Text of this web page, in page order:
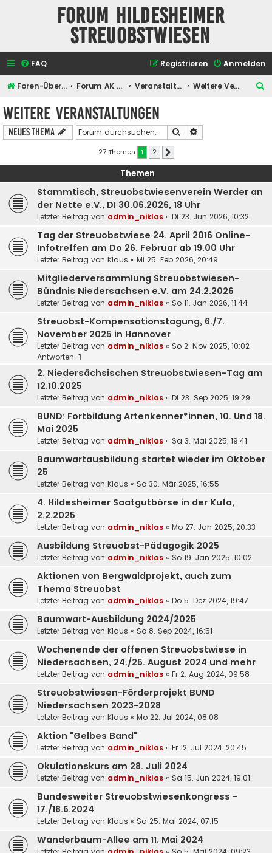
Forum Hildesheimer
Streuobstwiesen
FAQ Anmelden
Registrieren
Foren-Übersicht Forum AK Hildesheimer Streuobstwiesen Veranstaltungen Weitere Veranstaltungen
Weitere Veranstaltungen
Neues Thema Suche
27 Themen 1 2
Themen
Stammtisch, Streuobstwiesenverein Werder an
der Nette e.V., DI 30.06.2026, 18 Uhr
Letzter Beitrag von admin_niklas « Di 23. Jun 2026, 10:32
Tag der Streuobstwiese 24. April 2016 Online-
Infotreffen am Do 26. Februar ab 19.00 Uhr
Letzter Beitrag von Klaus « Mi 25. Feb 2026, 20:49
Mitgliederversammlung Streuobstwiesen-
Bündnis Niedersachsen e.V. am 24.2.2026
Letzter Beitrag von admin_niklas « So 11. Jan 2026, 11:44
Streuobst-Kompensationstagung, 6./7.
November 2025 in Hannover
Letzter Beitrag von admin_niklas « So 2. Nov 2025, 10:02
Antworten: 1
2. Niedersächsischen Streuobstwiesen-Tag am
12.10.2025
Letzter Beitrag von admin_niklas « Di 23. Sep 2025, 19:29
BUND: Fortbildung Artenkenner*innen, 10. Und 18.
Mai 2025
Letzter Beitrag von admin_niklas « Sa 3. Mai 2025, 19:41
Baumwartausbildung startet wieder im Oktober
25
Letzter Beitrag von Klaus « So 30. Mär 2025, 16:55
4. Hildesheimer Saatgutbörse in der Kufa,
2.2.2025
Letzter Beitrag von admin_niklas « Mo 27. Jan 2025, 20:33
Ausbildung Streuobst-Pädagogik 2025
Letzter Beitrag von admin_niklas « So 19. Jan 2025, 10:02
Aktionen von Bergwaldprojekt, auch zum
Thema Streuobst
Letzter Beitrag von admin_niklas « Do 5. Dez 2024, 19:47
Baumwart-Ausbildung 2024/2025
Letzter Beitrag von Klaus « So 8. Sep 2024, 16:51
Wochenende der offenen Streuobstwiese in
Niedersachsen, 24./25. August 2024 und mehr
Letzter Beitrag von admin_niklas « Fr 2. Aug 2024, 09:58
Streuobstwiesen-Förderprojekt BUND
Niedersachsen 2023-2028
Letzter Beitrag von Klaus « Mo 22. Jul 2024, 08:08
Aktion "Gelbes Band"
Letzter Beitrag von admin_niklas « Fr 12. Jul 2024, 20:45
Okulationskurs am 28. Juli 2024
Letzter Beitrag von admin_niklas « Sa 15. Jun 2024, 19:01
Bundesweiter Streuobstwiesenkongress -
17./18.6.2024
Letzter Beitrag von Klaus « Sa 25. Mai 2024, 07:15
Wanderbaum-Allee am 11. Mai 2024